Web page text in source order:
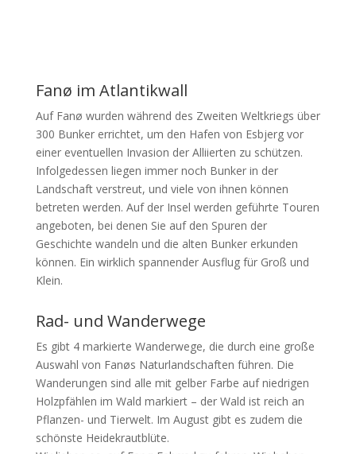
Fanø im Atlantikwall
Auf Fanø wurden während des Zweiten Weltkriegs über
300 Bunker errichtet, um den Hafen von Esbjerg vor
einer eventuellen Invasion der Alliierten zu schützen.
Infolgedessen liegen immer noch Bunker in der
Landschaft verstreut, und viele von ihnen können
betreten werden. Auf der Insel werden geführte Touren
angeboten, bei denen Sie auf den Spuren der
Geschichte wandeln und die alten Bunker erkunden
können. Ein wirklich spannender Ausflug für Groß und
Klein.
Rad- und Wanderwege
Es gibt 4 markierte Wanderwege, die durch eine große
Auswahl von Fanøs Naturlandschaften führen. Die
Wanderungen sind alle mit gelber Farbe auf niedrigen
Holzpfählen im Wald markiert – der Wald ist reich an
Pflanzen- und Tierwelt. Im August gibt es zudem die
schönste Heidekrautblüte.